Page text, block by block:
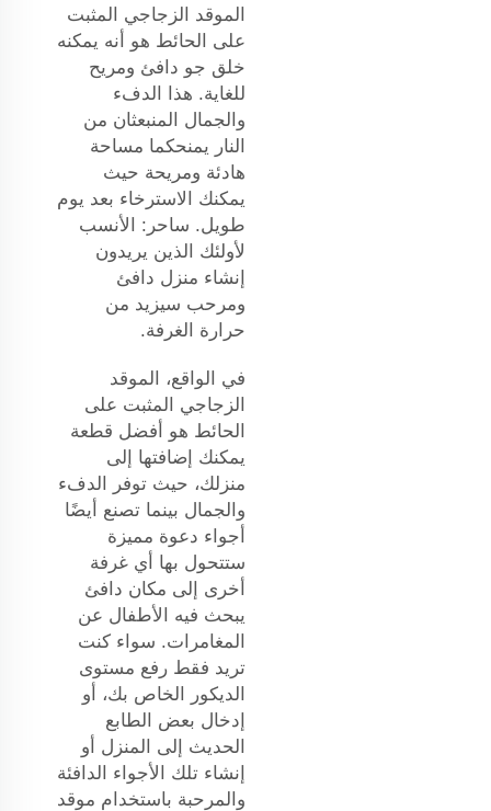
الموقد الزجاجي المثبت
على الحائط هو أنه يمكنه
خلق جو دافئ ومريح
للغاية. هذا الدفء
والجمال المنبعثان من
النار يمنحكما مساحة
هادئة ومريحة حيث
يمكنك الاسترخاء بعد يوم
طويل. ساحر: الأنسب
لأولئك الذين يريدون
إنشاء منزل دافئ
ومرحب سيزيد من
حرارة الغرفة.
في الواقع، الموقد
الزجاجي المثبت على
الحائط هو أفضل قطعة
يمكنك إضافتها إلى
منزلك، حيث توفر الدفء
والجمال بينما تصنع أيضًا
أجواء دعوة مميزة
ستتحول بها أي غرفة
أخرى إلى مكان دافئ
يبحث فيه الأطفال عن
المغامرات. سواء كنت
تريد فقط رفع مستوى
الديكور الخاص بك، أو
إدخال بعض الطابع
الحديث إلى المنزل أو
إنشاء تلك الأجواء الدافئة
والمرحبة باستخدام موقد